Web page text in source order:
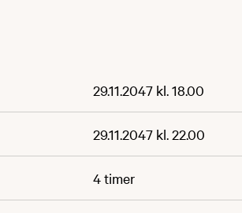
29.11.2047 kl. 18.00
29.11.2047 kl. 22.00
4 timer